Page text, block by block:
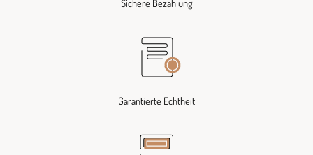
Sichere Bezahlung
Garantierte Echtheit